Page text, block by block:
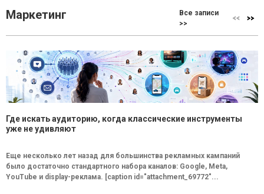
Маркетинг
Все записи
>>
Где искать аудиторию, когда классические инструменты
уже не удивляют
Еще несколько лет назад для большинства рекламных кампаний
было достаточно стандартного набора каналов: Google, Meta,
YouTube и display-реклама. [caption id="attachment_69772"...